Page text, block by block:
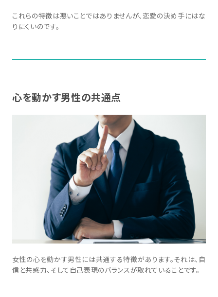
これらの特徴は悪いことではありませんが、恋愛の決め手にはな
りにくいのです。
心を動かす男性の共通点
女性の心を動かす男性には共通する特徴があります。それは、自
信と共感力、そして自己表現のバランスが取れていることです。